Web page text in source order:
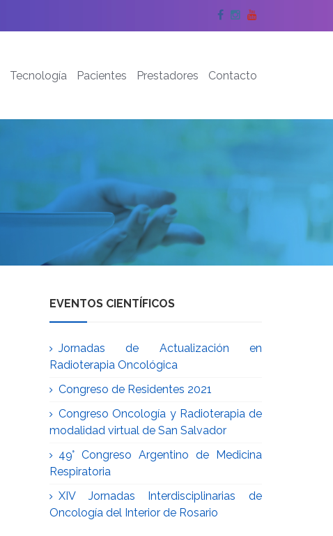
Facebook
Instagram
Tecnología Pacientes Prestadores Contacto
EVENTOS CIENTÍFICOS
Jornadas de Actualización en
Radioterapia Oncológica
Congreso de Residentes 2021
Congreso Oncología y Radioterapia de
modalidad virtual de San Salvador
49° Congreso Argentino de Medicina
Respiratoria
XIV Jornadas Interdisciplinarias de
Oncología del Interior de Rosario